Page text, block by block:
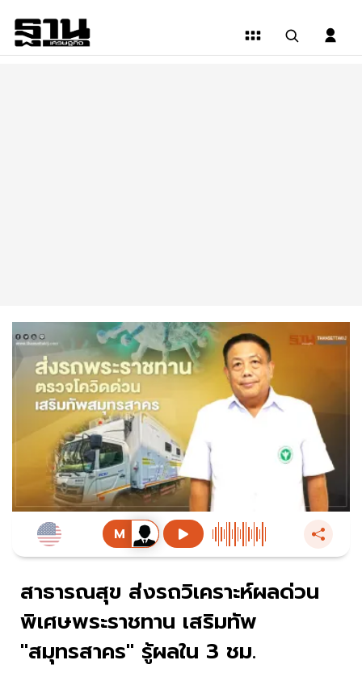
สาธารณสุข ส่งรถวิเคราะห์ผลด่วน
พิเศษพระราชทาน เสริมทัพ
"สมุทรสาคร" รู้ผลใน 3 ชม.